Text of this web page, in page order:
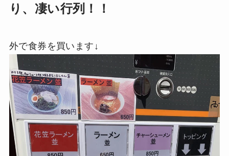
り、凄い行列！！
外で食券を買います↓